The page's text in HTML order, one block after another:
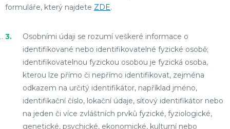
formuláře, který najdete ZDE.
Osobními údaji se rozumí veškeré informace o
identifikované nebo identifikovatelné fyzické osobě;
identifikovatelnou fyzickou osobou je fyzická osoba,
kterou lze přímo či nepřímo identifikovat, zejména
odkazem na určitý identifikátor, například jméno,
identifikační číslo, lokační údaje, síťový identifikátor nebo
na jeden či více zvláštních prvků fyzické, fyziologické,
genetické, psychické, ekonomické, kulturní nebo